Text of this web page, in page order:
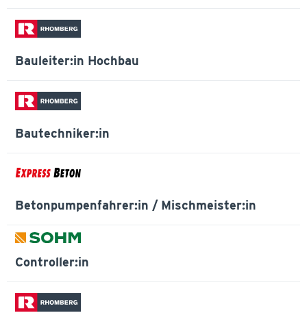
Bauleiter:in Hochbau
Bautechniker:in
Betonpumpenfahrer:in / Mischmeister:in
Controller:in